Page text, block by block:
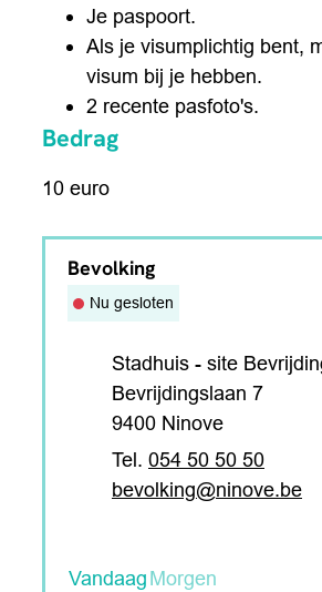
Je paspoort.
Als je visumplichtig bent,
visum bij je hebben.
2 recente pasfoto's.
Bedrag
10 euro
Contact
Bevolking
Nu gesloten
AdresStadhuis - site
Bevrijdingslaan 7
,9400 Ninove
054 50 50 50
E-mailbevolking@ninove.be
VandaagMorgen